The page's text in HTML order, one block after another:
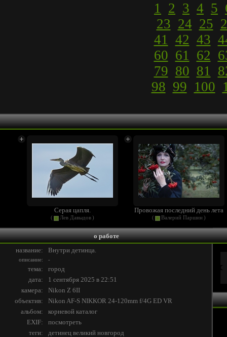
1 2 3 4 5
23 24 25
41 42 43
60 61 62
79 80 81
98 99 100
Серая цапля.
( Лев Давыдов)
Провожая последний день лета
( Валерий Паршин )
о работе
название:
Внутри детинца.
описание: -
тема:
город
дата:
1 сентября 2025 в 22:51
камера:
Nikon Z 6II
объектив:
Nikon AF-S NIKKOR 24-120mm f/4G ED VR
альбом:
корневой каталог
EXIF:
посмотреть
теги:
детинец великий новгород